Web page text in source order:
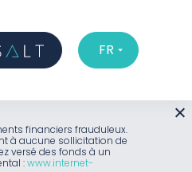
FR
financiers frauduleux.
à aucune sollicitation de
versé des fonds à un
:www.internet-